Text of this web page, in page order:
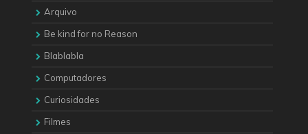
Arquivo
Be kind for no Reason
Blablabla
Computadores
Curiosidades
Filmes